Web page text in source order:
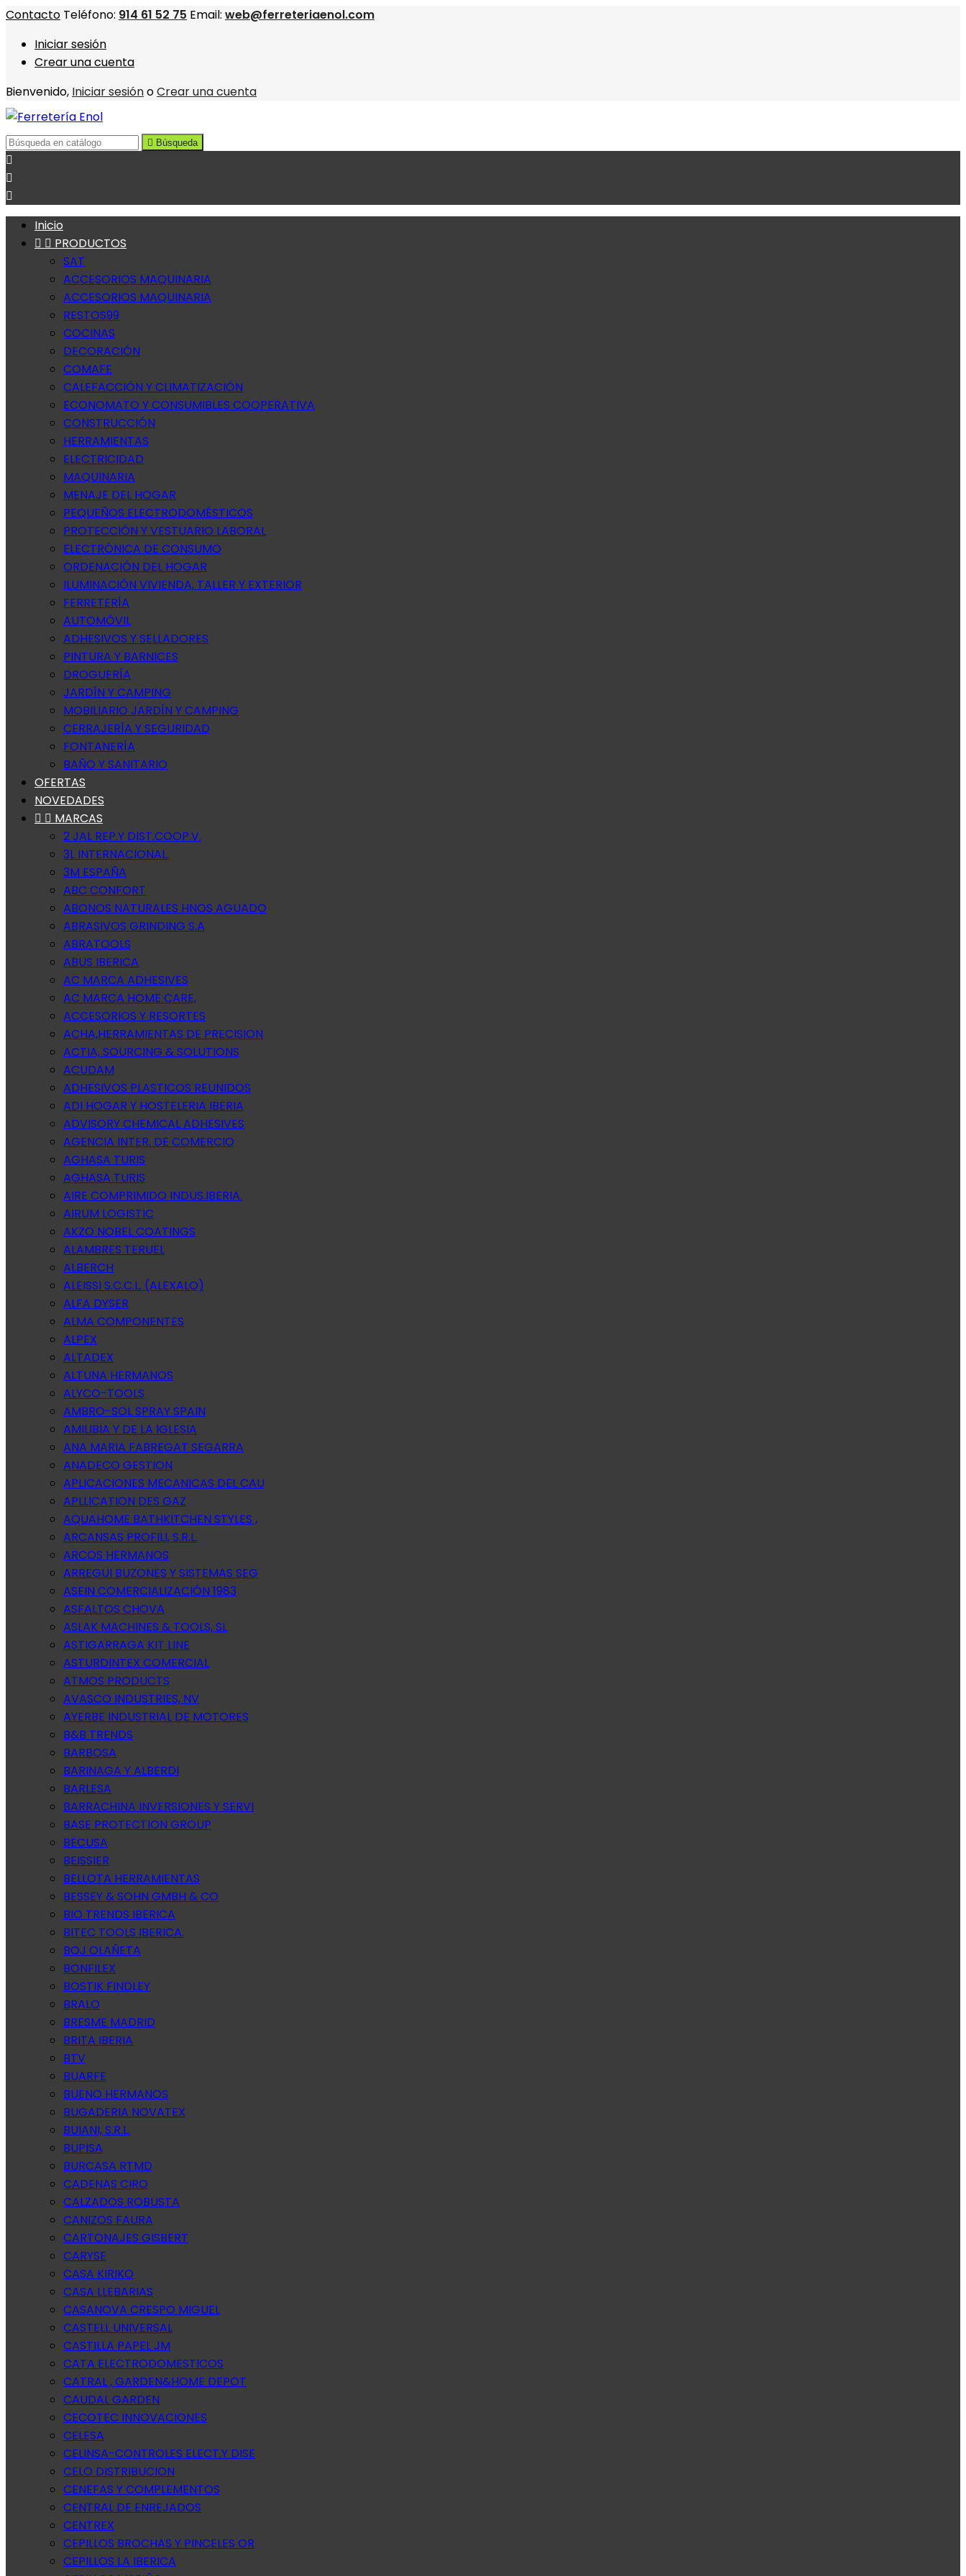
Contacto Teléfono: 914 61 52 75 Email: web@ferreteriaenol.com
Iniciar sesión
Crear una cuenta
Bienvenido, Iniciar sesiónoCrear una cuenta
 Búsqueda



Inicio
  PRODUCTOS
SAT
ACCESORIOS MAQUINARIA
ACCESORIOS MAQUINARIA
RESTOS99
COCINAS
DECORACIÓN
COMAFE
CALEFACCIÓN Y CLIMATIZACIÓN
ECONOMATO Y CONSUMIBLES COOPERATIVA
CONSTRUCCIÓN
HERRAMIENTAS
ELECTRICIDAD
MAQUINARIA
MENAJE DEL HOGAR
PEQUEÑOS ELECTRODOMÉSTICOS
PROTECCIÓN Y VESTUARIO LABORAL
ELECTRÓNICA DE CONSUMO
ORDENACIÓN DEL HOGAR
ILUMINACIÓN VIVIENDA, TALLER Y EXTERIOR
FERRETERÍA
AUTOMÓVIL
ADHESIVOS Y SELLADORES
PINTURA Y BARNICES
DROGUERÍA
JARDÍN Y CAMPING
MOBILIARIO JARDÍN Y CAMPING
CERRAJERÍA Y SEGURIDAD
FONTANERÍA
BAÑO Y SANITARIO
OFERTAS
NOVEDADES
  MARCAS
2 JAL REP.Y DIST.COOP.V.
3L INTERNACIONAL.
3M ESPAÑA
ABC CONFORT
ABONOS NATURALES HNOS AGUADO
ABRASIVOS GRINDING S.A
ABRATOOLS
ABUS IBERICA
AC MARCA ADHESIVES
AC MARCA HOME CARE,
ACCESORIOS Y RESORTES
ACHA,HERRAMIENTAS DE PRECISION
ACTIA, SOURCING & SOLUTIONS
ACUDAM
ADHESIVOS PLASTICOS REUNIDOS
ADI HOGAR Y HOSTELERIA IBERIA
ADVISORY CHEMICAL ADHESIVES
AGENCIA INTER. DE COMERCIO
AGHASA TURIS
AGHASA TURIS
AIRE COMPRIMIDO INDUS.IBERIA.
AIRUM LOGISTIC
AKZO NOBEL COATINGS
ALAMBRES TERUEL
ALBERCH
ALEISSI S.C.C.L. (ALEXALO)
ALFA DYSER
ALMA COMPONENTES
ALPEX
ALTADEX
ALTUNA HERMANOS
ALYCO-TOOLS
AMBRO-SOL SPRAY SPAIN
AMILIBIA Y DE LA IGLESIA
ANA MARIA FABREGAT SEGARRA
ANADECO GESTION
APLICACIONES MECANICAS DEL CAU
APLLICATION DES GAZ
AQUAHOME BATHKITCHEN STYLES ,
ARCANSAS PROFILI, S.R.L.
ARCOS HERMANOS
ARREGUI BUZONES Y SISTEMAS SEG
ASEIN COMERCIALIZACIÓN 1983
ASFALTOS CHOVA
ASLAK MACHINES & TOOLS, SL
ASTIGARRAGA KIT LINE
ASTURDINTEX COMERCIAL
ATMOS PRODUCTS
AVASCO INDUSTRIES, NV
AYERBE INDUSTRIAL DE MOTORES
B&B TRENDS
BARBOSA
BARINAGA Y ALBERDI
BARLESA
BARRACHINA INVERSIONES Y SERVI
BASE PROTECTION GROUP
BECUSA
BEISSIER
BELLOTA HERRAMIENTAS
BESSEY & SOHN GMBH & CO
BIO TRENDS IBERICA
BITEC TOOLS IBERICA.
BOJ OLAÑETA
BONFILEX
BOSTIK FINDLEY
BRALO
BRESME MADRID
BRITA IBERIA
BTV
BUARFE
BUENO HERMANOS
BUGADERIA NOVATEX
BUIANI, S.R.L.
BUPISA
BURCASA RTMD
CADENAS CIRO
CALZADOS ROBUSTA
CANIZOS FAURA
CARTONAJES GISBERT
CARYSE
CASA KIRIKO
CASA LLEBARIAS
CASANOVA CRESPO MIGUEL
CASTELL UNIVERSAL
CASTILLA PAPEL JM
CATA ELECTRODOMESTICOS
CATRAL , GARDEN&HOME DEPOT
CAUDAL GARDEN
CECOTEC INNOVACIONES
CELESA
CELINSA-CONTROLES ELECT.Y DISE
CELO DISTRIBUCION
CENEFAS Y COMPLEMENTOS
CENTRAL DE ENREJADOS
CENTREX
CEPILLOS BROCHAS Y PINCELES OR
CEPILLOS LA IBERICA